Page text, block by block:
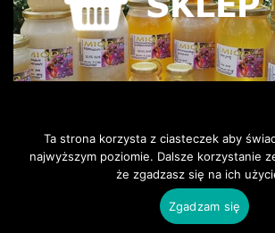
©2018 Pszczoly i my. Wszelkie
Ta strona korzysta z ciasteczek aby
najwyższym poziomie. Dalsze korzystanie
że zgadzasz się na ich
Zgadzam się